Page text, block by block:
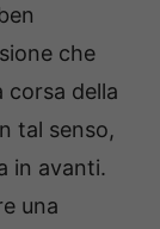
che
della
tal senso,
in avanti.
una